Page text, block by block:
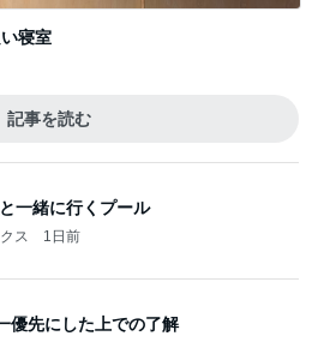
ス 13時間前
設と廃止のお知らせ
ス 23時間前
くついたエアコン代